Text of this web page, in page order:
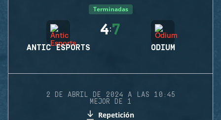
Terminadas
ANTIC ESPORTS
4:7
ODIUM
2 DE ABRIL DE 2024 A LAS 10:45
MEJOR DE 1
Repetición